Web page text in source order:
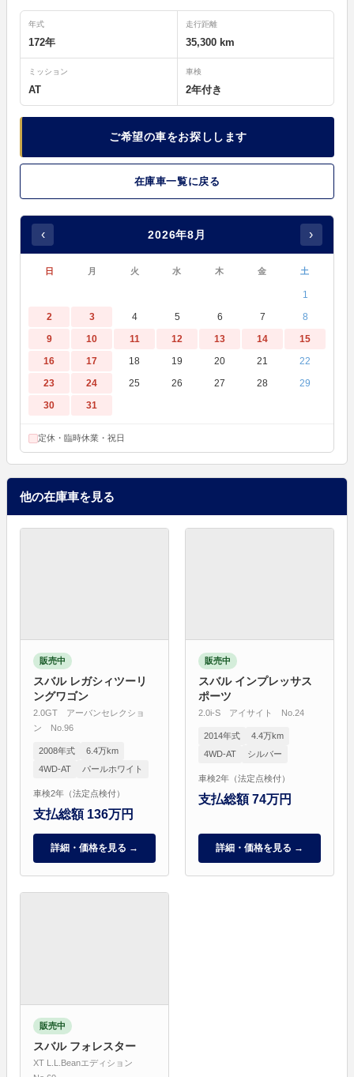
年式
172年
走行距離
35,300 km
ミッション
AT
車検
2年付き
ご希望の車をお探しします
在庫車一覧に戻る
‹ 2026年8月 ›
日 月 火 水 木 金 土
1
2
3 4 5 6 7
8
9
10 11 12 13 14
15
16
17 18 19 20 21
22
23
24 25 26 27 28
29
30
31
定休・臨時休業・祝日
他の在庫車を見る
販売中
スバル レガシィツーリ
ングワゴン
2.0GT アーバンセレクショ
ン No.96
2008年式
6.4万km
4WD-AT
パールホワイト
車検2年（法定点検付）
支払総額 136万円
詳細・価格を見る →
販売中
スバル インプレッサス
ポーツ
2.0i-S アイサイト No.24
2014年式
4.4万km
4WD-AT
シルバー
車検2年（法定点検付）
支払総額 74万円
詳細・価格を見る →
販売中
スバル フォレスター
XT L.L.Beanエディション